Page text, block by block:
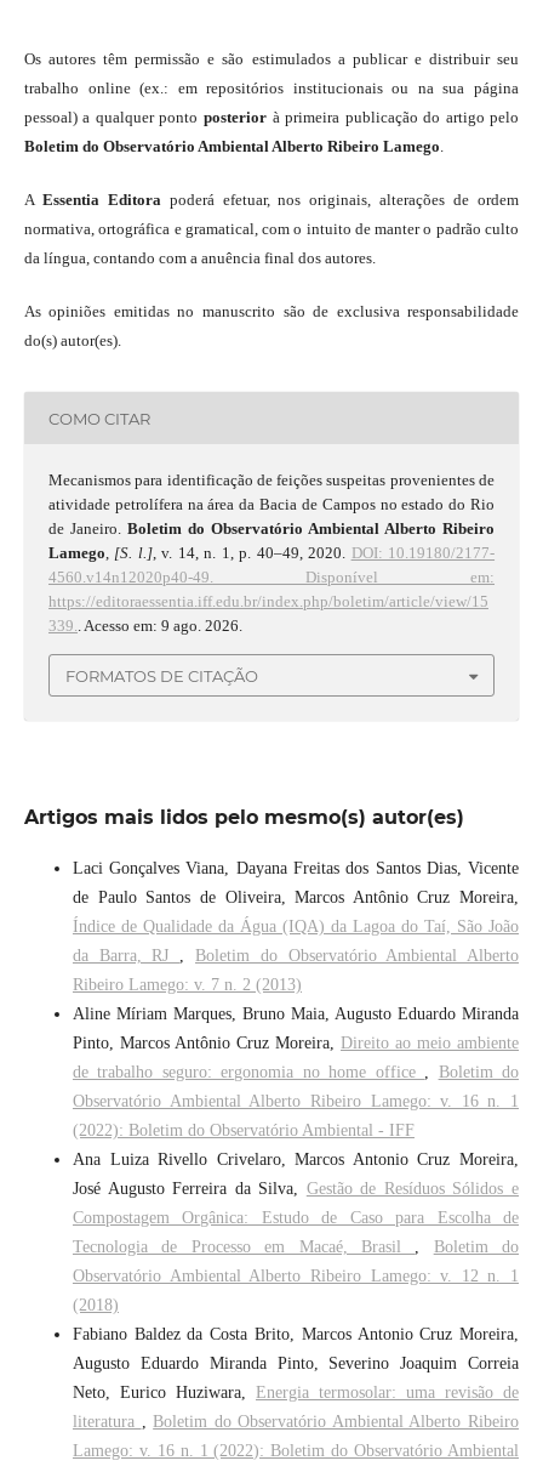
Os autores têm permissão e são estimulados a publicar e distribuir seu
trabalho online (ex.: em repositórios institucionais ou na sua página
pessoal) a qualquer ponto posterior à primeira publicação do artigo pelo
Boletim do Observatório Ambiental Alberto Ribeiro Lamego.
A Essentia Editorapoderá efetuar, nos originais, alterações de ordem
normativa, ortográfica e gramatical, com o intuito de manter o padrão culto
da língua, contando com a anuência final dos autores.
As opiniões emitidas no manuscrito são de exclusiva responsabilidade
do(s) autor(es).
COMO CITAR
Mecanismos para identificação de feições suspeitas provenientes de
atividade petrolífera na área da Bacia de Campos no estado do Rio
de Janeiro. Boletim do Observatório Ambiental Alberto Ribeiro
Lamego, [S. l.], v. 14, n. 1, p. 40–49, 2020. DOI: 10.19180/2177-
4560.v14n12020p40-49. Disponível em:
https://editoraessentia.iff.edu.br/index.php/boletim/article/view/15
339.. Acesso em: 9 ago. 2026.
FORMATOS DE CITAÇÃO
Artigos mais lidos pelo mesmo(s) autor(es)
Laci Gonçalves Viana, Dayana Freitas dos Santos Dias, Vicente
de Paulo Santos de Oliveira, Marcos Antônio Cruz Moreira,
Índice de Qualidade da Água (IQA) da Lagoa do Taí, São João
da Barra, RJ
Boletim do Observatório Ambiental Alberto
Ribeiro Lamego: v. 7 n. 2 (2013)
Aline Míriam Marques, Bruno Maia, Augusto Eduardo Miranda
Pinto, Marcos Antônio Cruz Moreira, Direito ao meio ambiente
de trabalho seguro: ergonomia no home office
Boletim do
Observatório Ambiental Alberto Ribeiro Lamego: v. 16 n. 1
(2022): Boletim do Observatório Ambiental - IFF
Ana Luiza Rivello Crivelaro, Marcos Antonio Cruz Moreira,
José Augusto Ferreira da Silva, Gestão de Resíduos Sólidos e
Compostagem Orgânica: Estudo de Caso para Escolha de
Tecnologia de Processo em Macaé, Brasil
Boletim do
Observatório Ambiental Alberto Ribeiro Lamego: v. 12 n. 1
(2018)
Fabiano Baldez da Costa Brito, Marcos Antonio Cruz Moreira,
Augusto Eduardo Miranda Pinto, Severino Joaquim Correia
Neto, Eurico Huziwara, Energia termosolar: uma revisão de
literatura
Boletim do Observatório Ambiental Alberto Ribeiro
Lamego: v. 16 n. 1 (2022): Boletim do Observatório Ambiental